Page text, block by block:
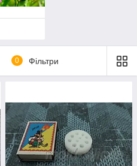
0 Фільтри